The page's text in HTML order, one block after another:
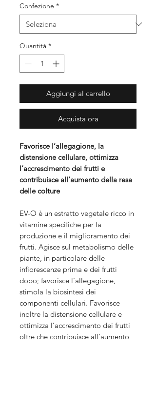
Confezione *
Quantità *
Aggiungi al carrello
Acquista ora
Favorisce l’allegagione, la
distensione cellulare, ottimizza
l’accrescimento dei frutti e
contribuisce all’aumento della resa
delle colture
EV-O è un estratto vegetale ricco in
vitamine specifiche per la
produzione e il miglioramento dei
frutti. Agisce sul metabolismo delle
piante, in particolare delle
infiorescenze prima e dei frutti
dopo; favorisce l’allegagione,
stimola la biosintesi dei
componenti cellulari. Favorisce
inoltre la distensione cellulare e
ottimizza l’accrescimento dei frutti
oltre che contribuisce all’aumento